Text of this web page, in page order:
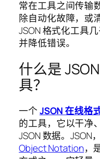
常在工具之间传输
除自动化故障，或
JSON 格式化工具
并降低错误。
什么是
具？
一个JSON 在线格
的工具，它以干净
JSON 数据。JSON
Object Notation，